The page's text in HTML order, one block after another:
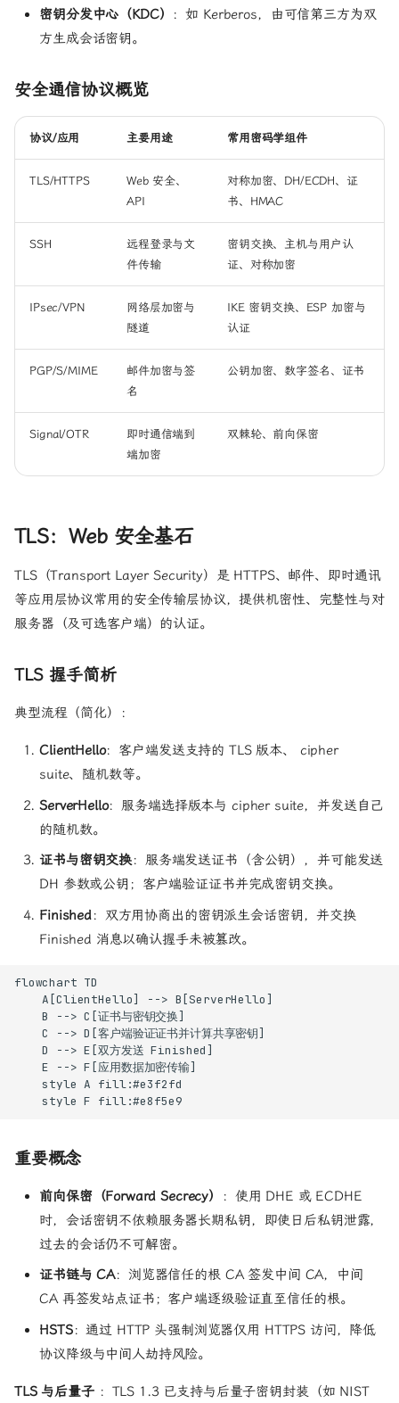
密钥分发中心（KDC）
：如 Kerberos，由可信第三方为双
方生成会话密钥。
安全通信协议概览
协议/应用 主要用途 常用密码学组件
TLS/HTTPS
Web 安全、
API
对称加密、DH/ECDH、证
书、HMAC
SSH
远程登录与文
件传输
密钥交换、主机与用户认
证、对称加密
IPsec/VPN
网络层加密与
隧道
IKE 密钥交换、ESP 加密与
认证
PGP/S/MIME
邮件加密与签
名
公钥加密、数字签名、证书
Signal/OTR
即时通信端到
端加密
双棘轮、前向保密
TLS：Web 安全基石
TLS（Transport Layer Security）是 HTTPS、邮件、即时通讯
等应用层协议常用的安全传输层协议，提供机密性、完整性与对
服务器（及可选客户端）的认证。
TLS 握手简析
典型流程（简化）：
ClientHello：客户端发送支持的 TLS 版本、 cipher
suite、随机数等。
ServerHello：服务端选择版本与 cipher suite，并发送自己
的随机数。
证书与密钥交换：服务端发送证书（含公钥），并可能发送
DH 参数或公钥；客户端验证证书并完成密钥交换。
Finished：双方用协商出的密钥派生会话密钥，并交换
Finished 消息以确认握手未被篡改。
flowchart TD
    A[ClientHello] --> B[ServerHello]
    B --> C[证书与密钥交换]
    C --> D[客户端验证证书并计算共享密钥]
    D --> E[双方发送 Finished]
    E --> F[应用数据加密传输]
    style A fill:#e3f2fd
    style F fill:#e8f5e9
重要概念
前向保密（Forward Secrecy）
：使用 DHE 或 ECDHE
时，会话密钥不依赖服务器长期私钥，即使日后私钥泄露，
过去的会话仍不可解密。
证书链与 CA：浏览器信任的根 CA 签发中间 CA，中间
CA 再签发站点证书；客户端逐级验证直至信任的根。
HSTS：通过 HTTP 头强制浏览器仅用 HTTPS 访问，降低
协议降级与中间人劫持风险。
TLS 与后量子 ：TLS 1.3 已支持与后量子密钥封装（如 NIST